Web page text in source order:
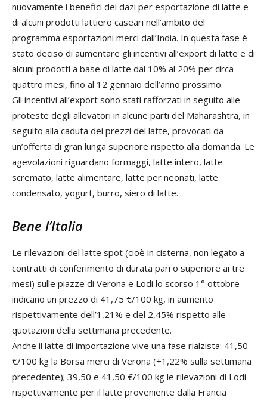
nuovamente i benefici dei dazi per esportazione di latte e
di alcuni prodotti lattiero caseari nell’ambito del
programma esportazioni merci dall’India. In questa fase è
stato deciso di aumentare gli incentivi all’export di latte e di
alcuni prodotti a base di latte dal 10% al 20% per circa
quattro mesi, fino al 12 gennaio dell’anno prossimo.
Gli incentivi all’export sono stati rafforzati in seguito alle
proteste degli allevatori in alcune parti del Maharashtra, in
seguito alla caduta dei prezzi del latte, provocati da
un’offerta di gran lunga superiore rispetto alla domanda. Le
agevolazioni riguardano formaggi, latte intero, latte
scremato, latte alimentare, latte per neonati, latte
condensato, yogurt, burro, siero di latte.
Bene l’Italia
Le rilevazioni del latte spot (cioè in cisterna, non legato a
contratti di conferimento di durata pari o superiore ai tre
mesi) sulle piazze di Verona e Lodi lo scorso 1° ottobre
indicano un prezzo di 41,75 €/100 kg, in aumento
rispettivamente dell’1,21% e del 2,45% rispetto alle
quotazioni della settimana precedente.
Anche il latte di importazione vive una fase rialzista: 41,50
€/100 kg la Borsa merci di Verona (+1,22% sulla settimana
precedente); 39,50 e 41,50 €/100 kg le rilevazioni di Lodi
rispettivamente per il latte proveniente dalla Francia